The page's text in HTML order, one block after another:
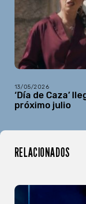
13/05/2026
‘Día de Caza’
próximo julio
RELACIONADOS